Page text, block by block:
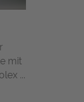
mit
...